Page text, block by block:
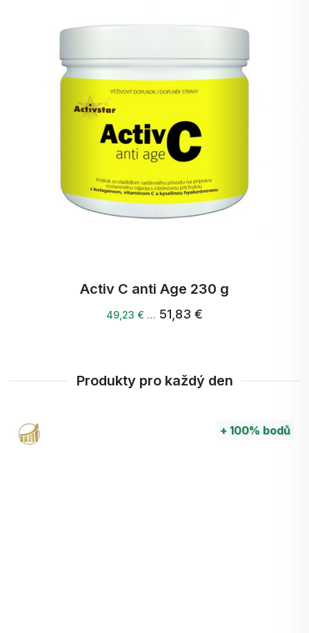
No1. Musím potvrdit, že po dvou týdnech
kyčelním kloubu a mám pocit, že se mi zlepšila
celková pohyblivost kloubu. Velký dík patří paní
Ivaně Hroncové, která mě výrobky zásobuje a od
které mám také veškeré rady ohledně výrobků
Activ C anti Age 230 g
49,23 € … 51,83 €
Produkty pro každý den
+ 100% bodů